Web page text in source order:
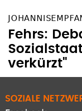
Fehrs:
verkürzt"
Facebook